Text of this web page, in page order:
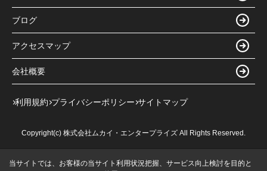
ブログ
アクセスマップ
会社概要
利用規約 プライバシーポリシー サイトマップ
Copyright(c) 株式会社ムカイ・エンタープライズ All Rights Reserved.
当サイトでは、お客様の当サイト利用状況把握、サービス向上検討を目的と